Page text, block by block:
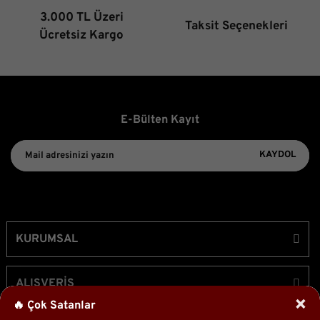
🔥 Çok Satanlar ×
3.000 TL Üzeri
Ücretsiz Kargo
Taksit Seçenekleri
E-Bülten Kayıt
KAYDOL
KURUMSAL
ALIŞVERİŞ